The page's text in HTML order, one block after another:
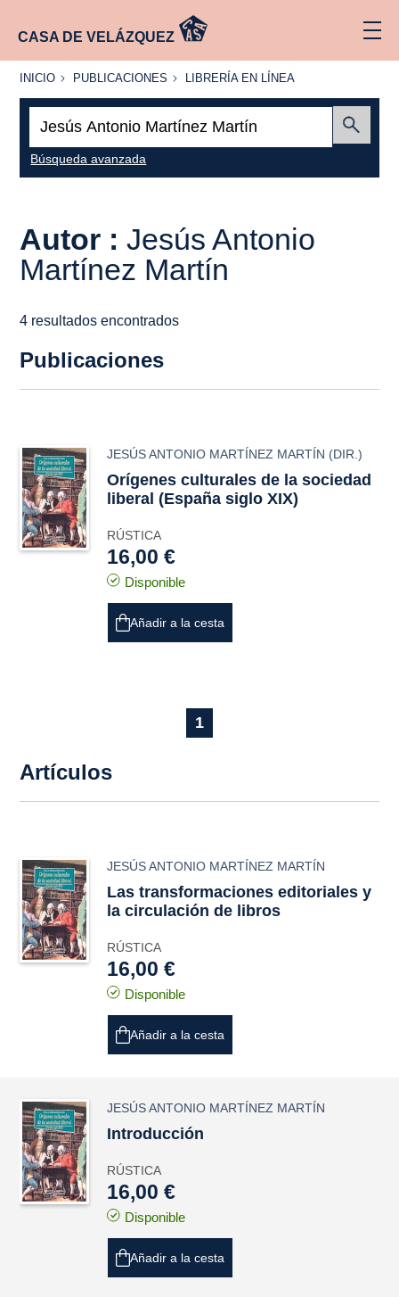
CASA DE VELÁZQUEZ
INICIO
INICIO PUBLICACIONES
PUBLICACIONES
LIBRERÍA
LÍNEA
LIBRERÍA EN LÍNEA
Búsqueda avanzada
Autor :Jesús Antonio
Martínez Martín
4 resultados encontrados
Publicaciones
JESÚS ANTONIO MARTÍNEZ MARTÍN (DIR.)
Orígenes culturales de la sociedad
liberal (España siglo XIX)
RÚSTICA
16,00 €
Disponible
Añadir a la cesta
1
Artículos
JESÚS ANTONIO MARTÍNEZ MARTÍN
Las transformaciones editoriales y
la circulación de libros
RÚSTICA
16,00 €
Disponible
Añadir a la cesta
JESÚS ANTONIO MARTÍNEZ MARTÍN
Introducción
RÚSTICA
16,00 €
Disponible
Añadir a la cesta